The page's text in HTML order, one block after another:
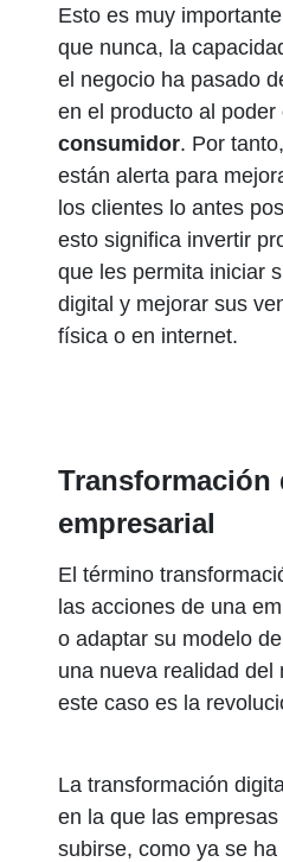
Esto es muy
que nunca, la
el negocio ha pasado
en el producto al poder
consumidor. Por
están alerta para
los clientes lo antes
esto significa invertir
que les permita iniciar
digital y mejorar sus
física o en internet.
Transformación
empresarial
El término
las acciones de una
o adaptar su modelo
una nueva realidad del
este caso es la
La transformación
en la que las
subirse, como ya se